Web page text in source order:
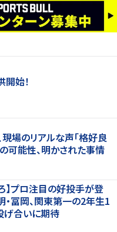
始！
場のリアルな声「格好良
可能性、明かされた事情
】プロ注目の好投手が登
・冨岡、関東第一の2年生1
げ合いに期待